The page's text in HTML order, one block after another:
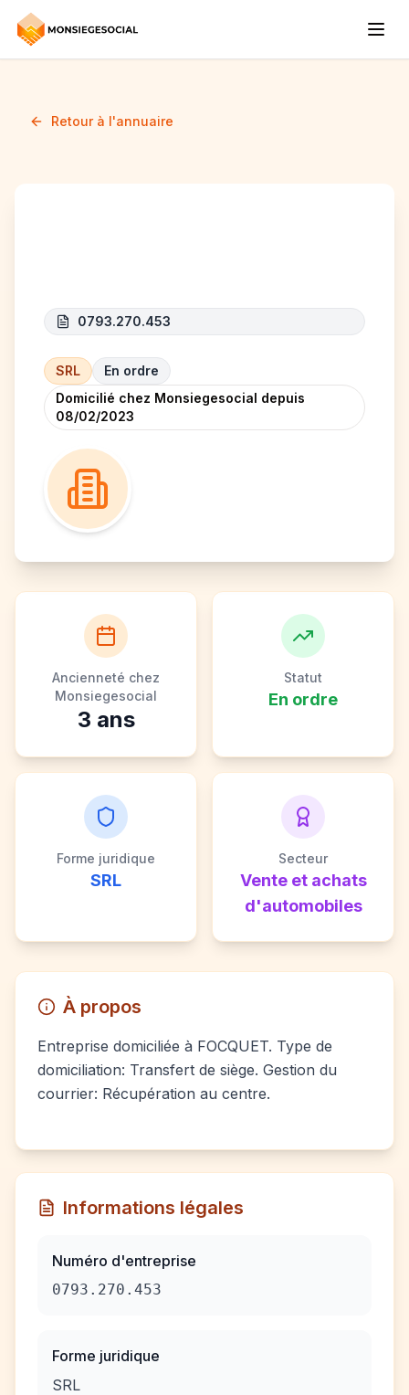
Retour à l'annuaire
0793.270.453
SRL
En ordre
Domicilié chez Monsiegesocial depuis
08/02/2023
Ancienneté chez
Monsiegesocial
3 ans
Statut
En ordre
Forme juridique
SRL
Secteur
Vente et achats
d'automobiles
À propos
Entreprise domiciliée à FOCQUET. Type de
domiciliation: Transfert de siège. Gestion du
courrier: Récupération au centre.
Informations légales
Numéro d'entreprise
0793.270.453
Forme juridique
SRL